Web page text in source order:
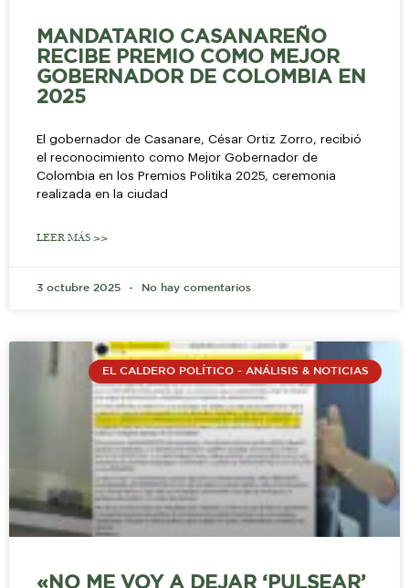
MANDATARIO CASANAREÑO
RECIBE PREMIO COMO MEJOR
GOBERNADOR DE COLOMBIA EN
2025
El gobernador de Casanare, César Ortiz Zorro, recibió
el reconocimiento como Mejor Gobernador de
Colombia en los Premios Politika 2025, ceremonia
realizada en la ciudad
LEER MÁS >>
3 octubre 2025 No hay comentarios
EL CALDERO POLÍTICO - ANÁLISIS & NOTICIAS
«NO ME VOY A DEJAR ‘PULSEAR’